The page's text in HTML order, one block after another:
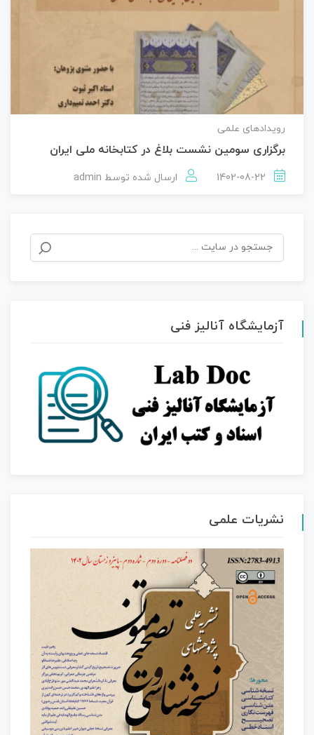
رویدادهای علمی
برگزاری سومین نشست بلاغ در کتابخانه ملی ایران
ارسال شده توسط admin
جستجو
برای:
آزمایشگاه آنالیز فنی
نشریات علمی